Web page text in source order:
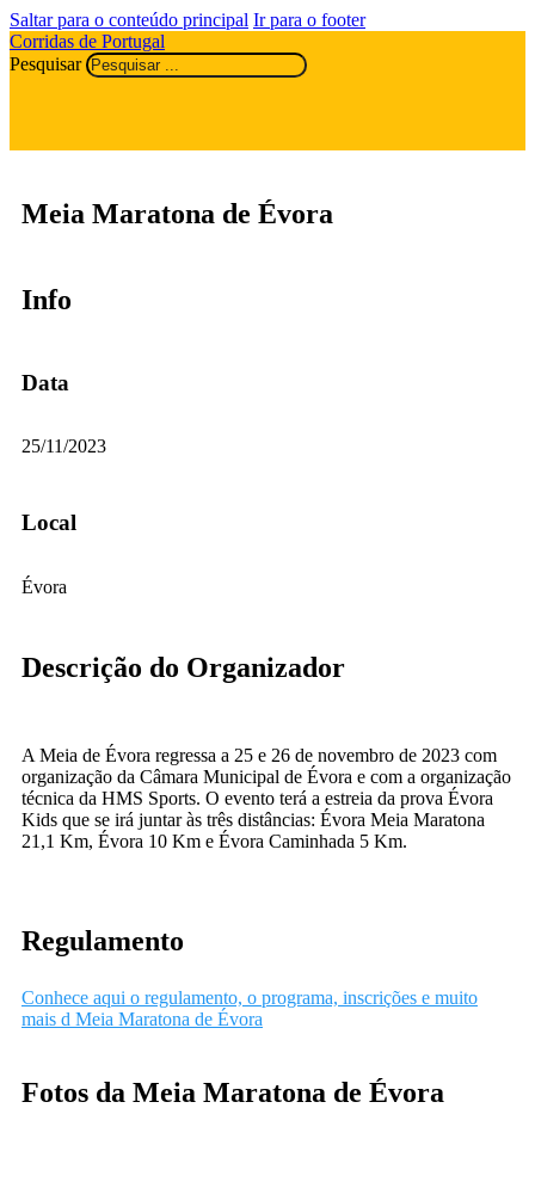
Saltar para o conteúdo principal Ir para o footer
Corridas de Portugal
Pesquisar
Meia Maratona de Évora
Info
Data
25/11/2023
Local
Évora
Descrição do Organizador
A Meia de Évora regressa a 25 e 26 de novembro de 2023 com
organização da Câmara Municipal de Évora e com a organização
técnica da HMS Sports. O evento terá a estreia da prova Évora
Kids que se irá juntar às três distâncias: Évora Meia Maratona
21,1 Km, Évora 10 Km e Évora Caminhada 5 Km.
Regulamento
Conhece aqui o regulamento, o programa, inscrições e muito
mais d Meia Maratona de Évora
Fotos da Meia Maratona de Évora